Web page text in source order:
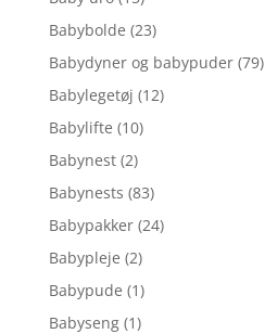
Babybolde (23)
Babydyner og babypuder (79)
Babylegetøj (12)
Babylifte (10)
Babynest (2)
Babynests (83)
Babypakker (24)
Babypleje (2)
Babypude (1)
Babyseng (1)